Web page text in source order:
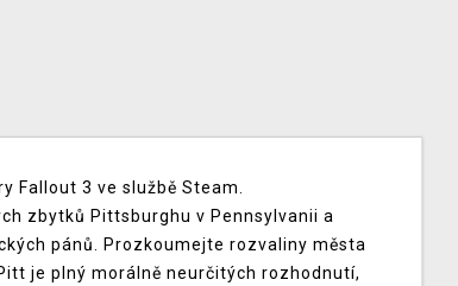
Fallout 3 ve službě Steam.
zbytků Pittsburghu v Pennsylvanii a
pánů. Prozkoumejte rozvaliny města
je plný morálně neurčitých rozhodnutí,